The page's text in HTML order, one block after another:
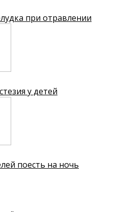
при отравлении
у детей
поесть на ночь